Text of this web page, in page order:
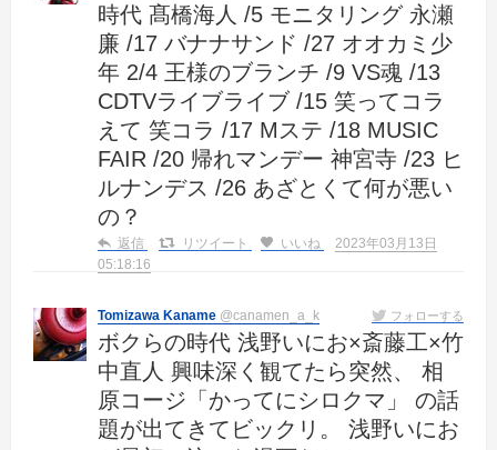
時代 髙橋海人 /5 モニタリング 永瀬
廉 /17 バナナサンド /27 オオカミ少
年 2/4 王様のブランチ /9 VS魂 /13
CDTVライブライブ /15 笑ってコラ
えて 笑コラ /17 Mステ /18 MUSIC
FAIR /20 帰れマンデー 神宮寺 /23 ヒ
ルナンデス /26 あざとくて何が悪い
の？
返信 リツイート いいね
2023年03月13日
05:18:16
Tomizawa Kaname @canamen_a_k フォローする
ボクらの時代 浅野いにお×斎藤工×竹
中直人 興味深く観てたら突然、 相
原コージ「かってにシロクマ」 の話
題が出てきてビックリ。 浅野いにお